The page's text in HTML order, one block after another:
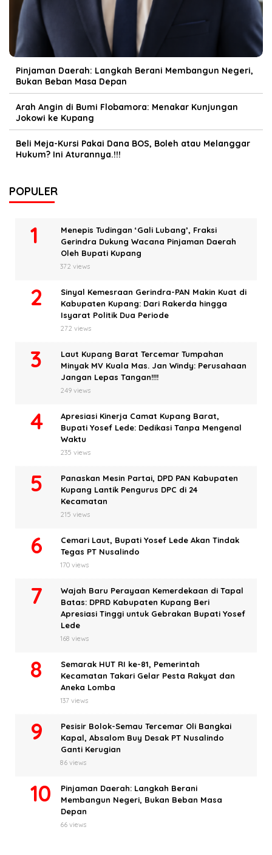
Pinjaman Daerah: Langkah Berani Membangun Negeri,
Bukan Beban Masa Depan
Arah Angin di Bumi Flobamora: Menakar Kunjungan
Jokowi ke Kupang
Beli Meja-Kursi Pakai Dana BOS, Boleh atau Melanggar
Hukum? Ini Aturannya.!!!
POPULER
Menepis Tudingan ‘Gali Lubang’, Fraksi
Gerindra Dukung Wacana Pinjaman Daerah
Oleh Bupati Kupang
372 views
Sinyal Kemesraan Gerindra-PAN Makin Kuat di
Kabupaten Kupang: Dari Rakerda hingga
Isyarat Politik Dua Periode
272 views
Laut Kupang Barat Tercemar Tumpahan
Minyak MV Kuala Mas. Jan Windy: Perusahaan
Jangan Lepas Tangan!!!!
249 views
Apresiasi Kinerja Camat Kupang Barat,
Bupati Yosef Lede: Dedikasi Tanpa Mengenal
Waktu
235 views
Panaskan Mesin Partai, DPD PAN Kabupaten
Kupang Lantik Pengurus DPC di 24
Kecamatan
215 views
Cemari Laut, Bupati Yosef Lede Akan Tindak
Tegas PT Nusalindo
170 views
Wajah Baru Perayaan Kemerdekaan di Tapal
Batas: DPRD Kabupaten Kupang Beri
Apresiasi Tinggi untuk Gebrakan Bupati Yosef
Lede
168 views
Semarak HUT RI ke-81, Pemerintah
Kecamatan Takari Gelar Pesta Rakyat dan
Aneka Lomba
137 views
Pesisir Bolok-Semau Tercemar Oli Bangkai
Kapal, Absalom Buy Desak PT Nusalindo
Ganti Kerugian
86 views
Pinjaman Daerah: Langkah Berani
Membangun Negeri, Bukan Beban Masa
Depan
66 views